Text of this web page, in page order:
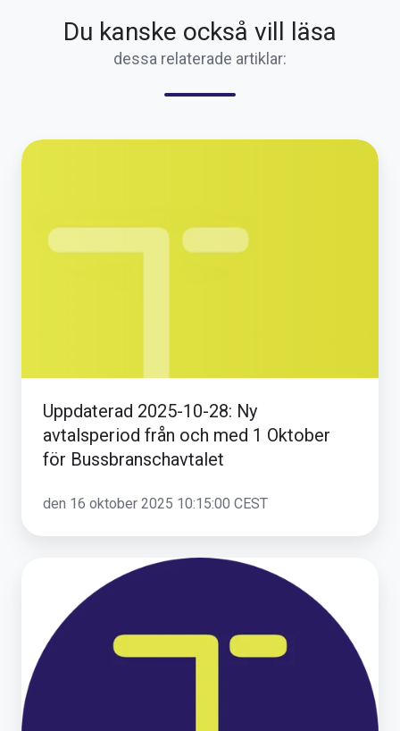
Du kanske också vill läsa
dessa relaterade artiklar:
Uppdaterad
1
Oktober
Bussbranschavtalet
Uppdaterad 2025-10-28: Ny
avtalsperiod från och med 1 Oktober
för Bussbranschavtalet
den 16 oktober 2025 10:15:00 CEST
Transpa
September